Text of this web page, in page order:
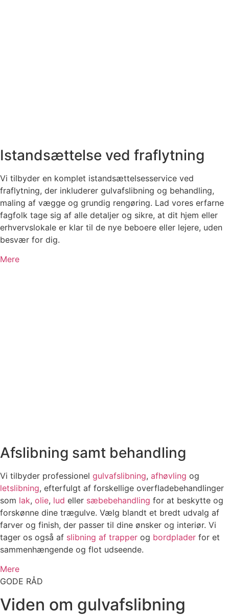
Istandsættelse ved fraflytning
Vi tilbyder en komplet istandsættelsesservice ved
fraflytning, der inkluderer gulvafslibning og behandling,
maling af vægge og grundig rengøring. Lad vores erfarne
fagfolk tage sig af alle detaljer og sikre, at dit hjem eller
erhvervslokale er klar til de nye beboere eller lejere, uden
besvær for dig.
Mere
Afslibning samt behandling
Vi tilbyder professionel gulvafslibning, afhøvling og
letslibning, efterfulgt af forskellige overfladebehandlinger
som lak, olie, lud eller sæbebehandling for at beskytte og
forskønne dine trægulve. Vælg blandt et bredt udvalg af
farver og finish, der passer til dine ønsker og interiør. Vi
tager os også af slibning af trapper og bordplader for et
sammenhængende og flot udseende.
Mere
GODE RÅD
Viden om gulvafslibning